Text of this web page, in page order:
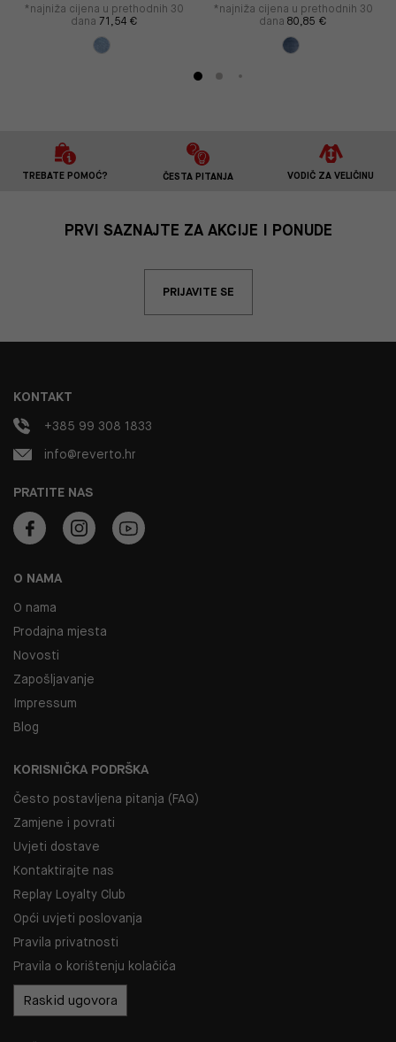
*najniža cijena u prethodnih 30
dana 71,54 €
*najniža cijena u prethodnih 30
dana 80,85 €
TREBATE POMOĆ? ČESTA PITANJA VODIČ ZA VELIČINU
PRVI SAZNAJTE ZA AKCIJE I PONUDE
PRIJAVITE SE
O NAMA
O nama
Prodajna mjesta
Novosti
Zapošljavanje
Impressum
Blog
KORISNIČKA PODRŠKA
Često postavljena pitanja (FAQ)
Zamjene i povrati
Uvjeti dostave
Kontaktirajte nas
Replay Loyalty Club
Opći uvjeti poslovanja
Pravila privatnosti
Pravila o korištenju kolačića
Raskid ugovora
PRATITE NAS
KONTAKT
+385 99 308 1833
info@reverto.hr